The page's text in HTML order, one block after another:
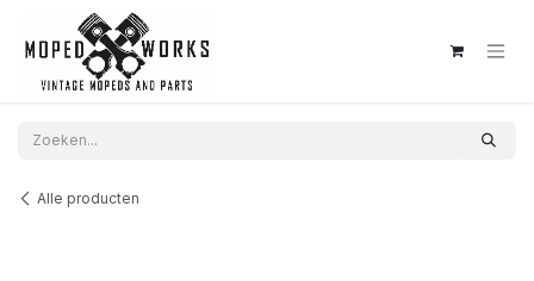
Overslaan naar inhoud
Alle producten